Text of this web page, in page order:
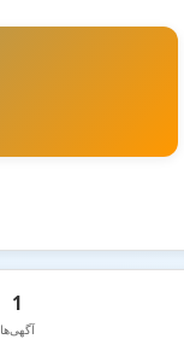
1
آگهی‌ها